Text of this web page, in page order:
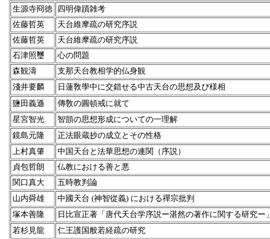
生源寺冏徳
四明偉蹟雑考
佐藤哲英
天台維摩疏の研究序説
佐藤哲英
天台維摩疏の研究序説
石津照璽
心の問題
森観濤
支那天台教相学的仏身観
淺井要麟
日蓮敎學中に交錯せる中古天台の思想及び様相
鹽田義遜
傳敎の圓頓戒に就て
星宮智光
智顗の思想形成についての一理解
鏡島元隆
正法眼蔵抄の成立とその性格
上村真肇
中国天台と法華思想の連関（序説）
貞包哲朗
仏教における善と悪
関口真大
五時教判論
山内舜雄
中國天台 (神智從義) における禪宗批判
塚本善隆
日比宣正著「唐代天台学序説ー湛然の著作に関する研究ー」
若杉見龍
仁王護国般若経疏の研究